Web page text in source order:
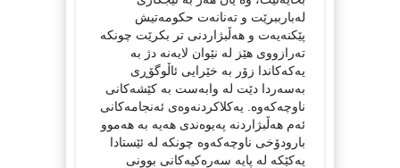
لەبارببرێت و تەنانەت حکومەتیش
پێکنەیەت و هەڵبژاردنی تر بکرێت چونکە
تەرازووی هێز لە نێوان لایەنە دژ بە
یەکەکاندا زۆر بە خێرایی ئاڵوگۆڕی
بەسەردا دێت لە وابەست بە کێشەکانی
ناوچەکەوە. یەکلاکردنەوەی ئەنجامەکانی
ئەم هەڵبژاردنە پەیوەندی هەیە بە هەموو
بارودۆخی ناوچەکەوە چونکە لە ئێستادا
یەکێکە لە پایە سەرەکیەکانی بوونی